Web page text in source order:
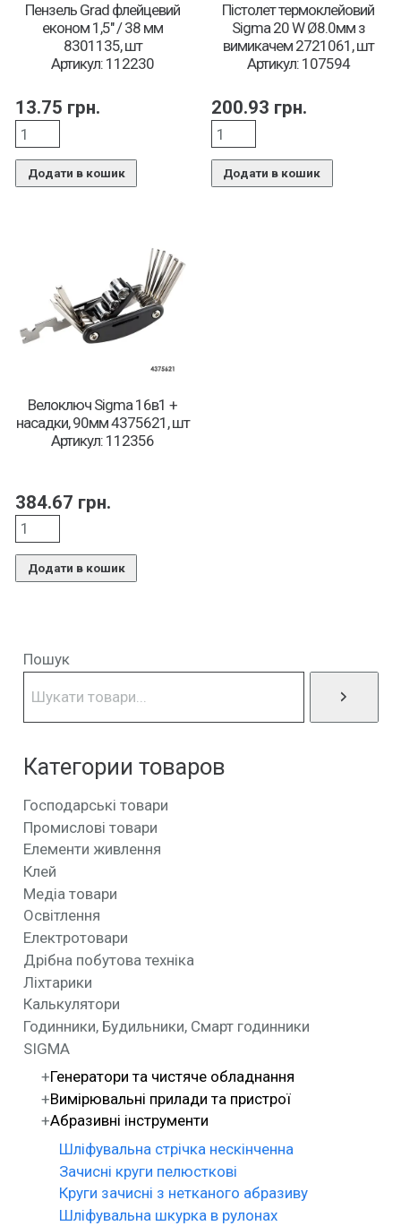
Пензель Grad флейцевий
економ 1,5″ / 38 мм
8301135, шт
Артикул: 112230
13.75 грн.
Додати в кошик
Пістолет термоклейовий
Sigma 20 W Ø8.0мм з
вимикачем 2721061, шт
Артикул: 107594
200.93 грн.
Додати в кошик
Велоключ Sigma 16в1 +
насадки, 90мм 4375621, шт
Артикул: 112356
384.67 грн.
Додати в кошик
Пошук
Категории товаров
Господарські товари
Промислові товари
Елементи живлення
Клей
Медіа товари
Освітлення
Електротовари
Дрібна побутова техніка
Ліхтарики
Калькулятори
Годинники, Будильники, Смарт годинники
SIGMA
Генератори та чистяче обладнання
Вимірювальні прилади та пристрої
Абразивні інструменти
Шліфувальна стрічка нескінченна
Зачисні круги пелюсткові
Круги зачисні з нетканого абразиву
Шліфувальна шкурка в рулонах